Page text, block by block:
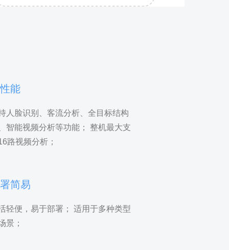
能
人脸识别、客流分析、全目标结构
智能视频分析等功能； 整机最大支
路视频分析；
简易
轻便，易于部署； 适用于多种类型
景；